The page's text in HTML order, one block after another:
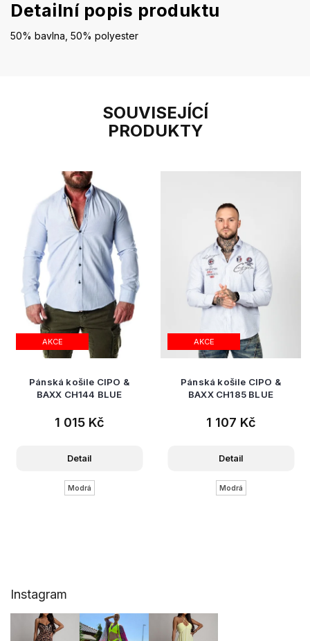
SOUVISEJÍCÍ
PRODUKTY
AKCE
Pánská košile CIPO &
BAXX CH144 BLUE
1 015 Kč
Detail
Modrá
AKCE
Pánská košile CIPO &
BAXX CH185 BLUE
1 107 Kč
Detail
Modrá
Detailní popis produktu
50% bavlna, 50% polyester
Instagram